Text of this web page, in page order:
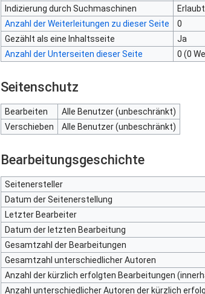
Indizierung durch Suchmaschinen
Erlaubt
Anzahl der Weiterleitungen zu dieser Seite
0
Gezählt als eine Inhaltsseite
Ja
Anzahl der Unterseiten dieser Seite
0 (0
Seitenschutz
Bearbeiten
Alle Benutzer (unbeschränkt)
Verschieben
Alle Benutzer (unbeschränkt)
Bearbeitungsgeschichte
Seitenersteller
Datum der Seitenerstellung
Letzter Bearbeiter
Datum der letzten Bearbeitung
Gesamtzahl der Bearbeitungen
Gesamtzahl unterschiedlicher Autoren
Anzahl der kürzlich erfolgten Bearbeitungen
Anzahl unterschiedlicher Autoren der kürzlich